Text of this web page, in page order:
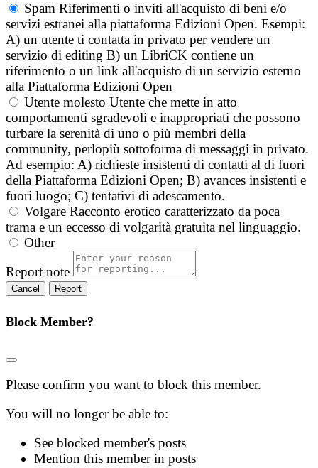
Spam Riferimenti o inviti all'acquisto di beni e/o
servizi estranei alla piattaforma Edizioni Open. Esempi:
A) un utente ti contatta in privato per vendere un
servizio di editing B) un LibriCK contiene un
riferimento o un link all'acquisto di un servizio esterno
alla Piattaforma Edizioni Open
Utente molesto Utente che mette in atto
comportamenti sgradevoli e inappropriati che possono
turbare la serenità di uno o più membri della
community, perlopiù sottoforma di messaggi in privato.
Ad esempio: A) richieste insistenti di contatti al di fuori
della Piattaforma Edizioni Open; B) avances insistenti e
fuori luogo; C) tentativi di adescamento.
Volgare Racconto erotico caratterizzato da poca
trama e un eccesso di volgarità gratuita nel linguaggio.
Other
Report note
Report
Block Member?
Please confirm you want to block this member.
You will no longer be able to:
See blocked member's posts
Mention this member in posts